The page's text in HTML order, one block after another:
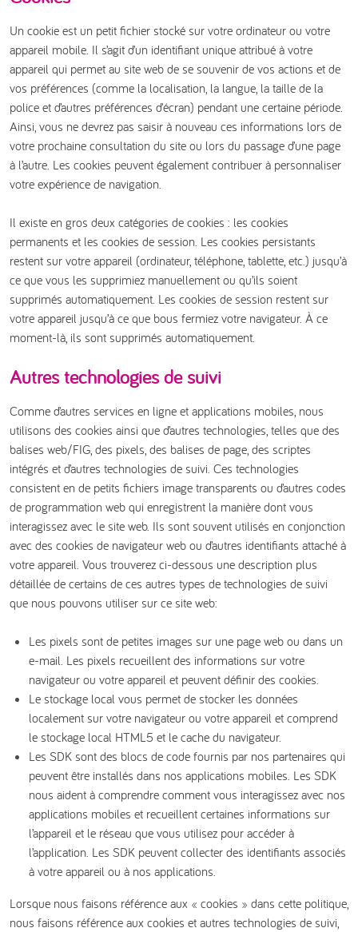
Un cookie est un petit fichier stocké sur votre ordinateur ou votre
appareil mobile. Il s’agit d’un identifiant unique attribué à votre
appareil qui permet au site web de se souvenir de vos actions et de
vos préférences (comme la localisation, la langue, la taille de la
police et d’autres préférences d’écran) pendant une certaine période.
Ainsi, vous ne devrez pas saisir à nouveau ces informations lors de
votre prochaine consultation du site ou lors du passage d’une page
à l’autre. Les cookies peuvent également contribuer à personnaliser
votre expérience de navigation.
Il existe en gros deux catégories de cookies : les cookies
permanents et les cookies de session. Les cookies persistants
restent sur votre appareil (ordinateur, téléphone, tablette, etc.) jusqu’à
ce que vous les supprimiez manuellement ou qu’ils soient
supprimés automatiquement. Les cookies de session restent sur
votre appareil jusqu’à ce que bous fermiez votre navigateur. À ce
moment-là, ils sont supprimés automatiquement.
Autres technologies de suivi
Comme d’autres services en ligne et applications mobiles, nous
utilisons des cookies ainsi que d’autres technologies, telles que des
balises web/FIG, des pixels, des balises de page, des scriptes
intégrés et d’autres technologies de suivi. Ces technologies
consistent en de petits fichiers image transparents ou d’autres codes
de programmation web qui enregistrent la manière dont vous
interagissez avec le site web. Ils sont souvent utilisés en conjonction
avec des cookies de navigateur web ou d’autres identifiants attaché à
votre appareil. Vous trouverez ci-dessous une description plus
détaillée de certains de ces autres types de technologies de suivi
que nous pouvons utiliser sur ce site web:
Les pixels sont de petites images sur une page web ou dans un
e-mail. Les pixels recueillent des informations sur votre
navigateur ou votre appareil et peuvent définir des cookies.
Le stockage local vous permet de stocker les données
localement sur votre navigateur ou votre appareil et comprend
le stockage local HTML5 et le cache du navigateur.
Les SDK sont des blocs de code fournis par nos partenaires qui
peuvent être installés dans nos applications mobiles. Les SDK
nous aident à comprendre comment vous interagissez avec nos
applications mobiles et recueillent certaines informations sur
l’appareil et le réseau que vous utilisez pour accéder à
l’application. Les SDK peuvent collecter des identifiants associés
à votre appareil ou à nos applications.
Lorsque nous faisons référence aux « cookies » dans cette politique,
nous faisons référence aux cookies et autres technologies de suivi,